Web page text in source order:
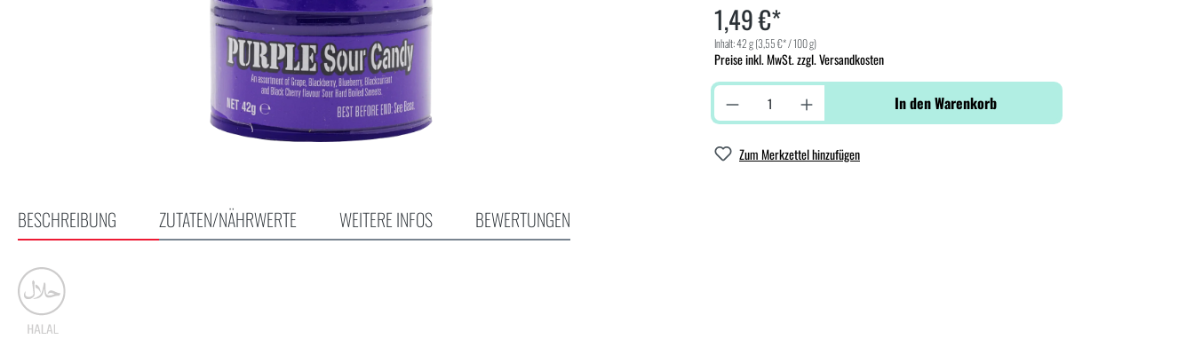
1,49 €*
Inhalt:42 g(3,55 €* / 100 g)
Preise inkl. MwSt. zzgl. Versandkosten
In den Warenkorb
Zum Merkzettel hinzufügen
BESCHREIBUNG ZUTATEN/NÄHRWERTE WEITERE INFOS BEWERTUNGEN